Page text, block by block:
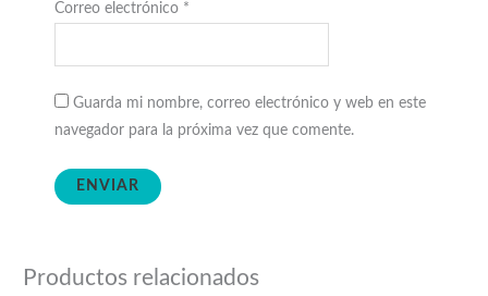
Correo electrónico *
Guarda mi nombre, correo electrónico y web en este
navegador para la próxima vez que comente.
Productos relacionados